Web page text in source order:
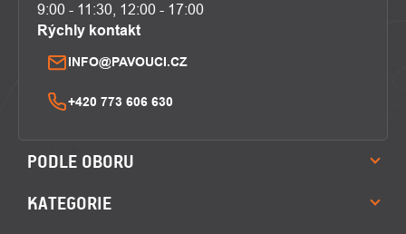
9:00 - 11:30, 12:00 - 17:00
Rýchly kontakt
INFO@PAVOUCI.CZ
+420 773 606 630
PODLE OBORU
KATEGORIE